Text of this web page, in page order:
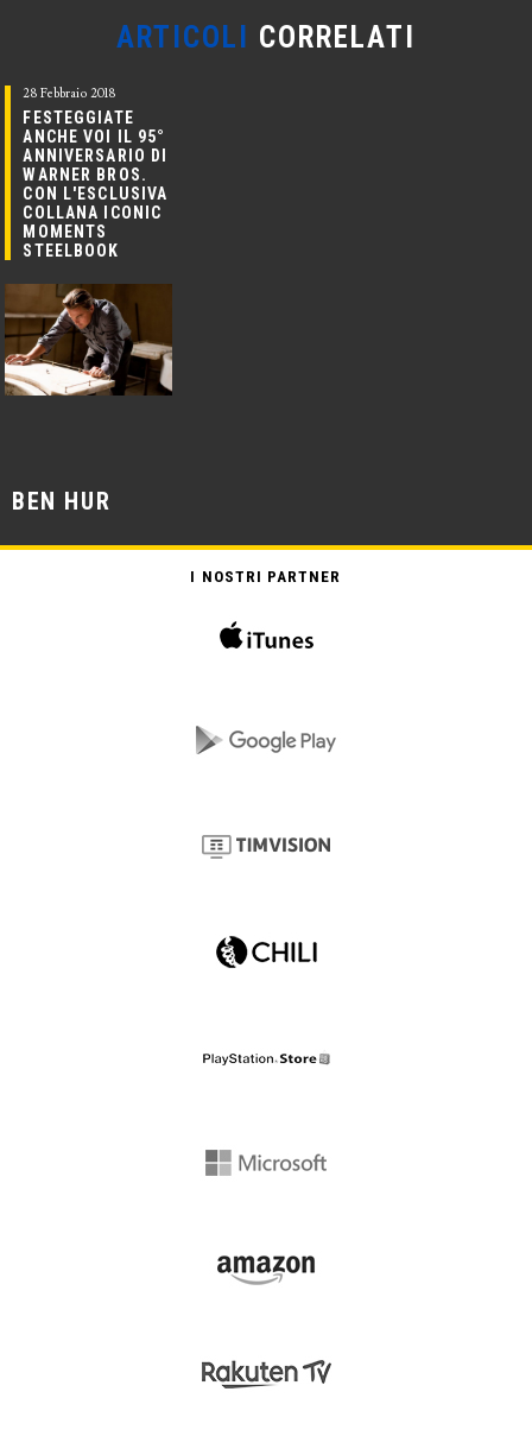
BEN HUR
ARTICOLI CORRELATI
28 Febbraio 2018
FESTEGGIATE
ANCHE VOI IL 95°
ANNIVERSARIO DI
WARNER BROS.
CON L'ESCLUSIVA
COLLANA ICONIC
MOMENTS
STEELBOOK
I NOSTRI PARTNER